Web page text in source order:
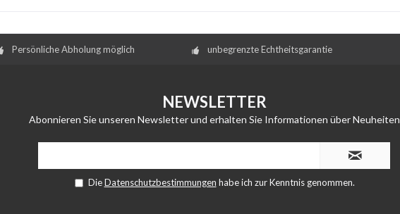
Persönliche Abholung möglich unbegrenzte Echtheitsgarantie
NEWSLETTER
Abonnieren Sie unseren Newsletter und erhalten Sie Informationen über Neuheiten
DieDatenschutzbestimmungen habe ich zur Kenntnis genommen.